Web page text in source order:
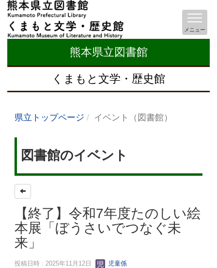
熊本県立図書館
くまもと文学・歴史館
メニュー
県立トップページ イベント（図書館）
図書館のイベント
【終了】令和7年度たのしい絵
本展「ぼうさいでつなぐ未
来」
投稿日時 : 2025年11月12日 児童係